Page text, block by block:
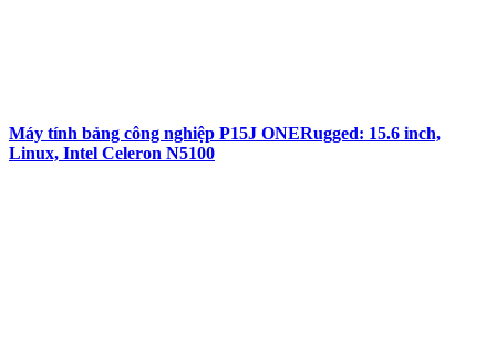
Máy tính bảng công nghiệp P15J ONERugged: 15.6 inch,
Linux, Intel Celeron N5100